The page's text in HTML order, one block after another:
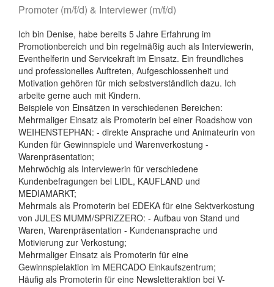
Promoter (m/f/d) & Interviewer (m/f/d)
Ich bin Denise, habe bereits 5 Jahre Erfahrung im
Promotionbereich und bin regelmäßig auch als Interviewerin,
Eventhelferin und Servicekraft im Einsatz. Ein freundliches
und professionelles Auftreten, Aufgeschlossenheit und
Motivation gehören für mich selbstverständlich dazu. Ich
arbeite gerne auch mit Kindern.
Beispiele von Einsätzen in verschiedenen Bereichen:
Mehrmaliger Einsatz als Promoterin bei einer Roadshow von
WEIHENSTEPHAN: - direkte Ansprache und Animateurin von
Kunden für Gewinnspiele und Warenverkostung -
Warenpräsentation;
Mehrwöchig als Interviewerin für verschiedene
Kundenbefragungen bei LIDL, KAUFLAND und
MEDIAMARKT;
Mehrmals als Promoterin bei EDEKA für eine Sektverkostung
von JULES MUMM/SPRIZZERO: - Aufbau von Stand und
Waren, Warenpräsentation - Kundenansprache und
Motivierung zur Verkostung;
Mehrmaliger Einsatz als Promoterin für eine
Gewinnspielaktion im MERCADO Einkaufszentrum;
Häufig als Promoterin für eine Newsletteraktion bei V-